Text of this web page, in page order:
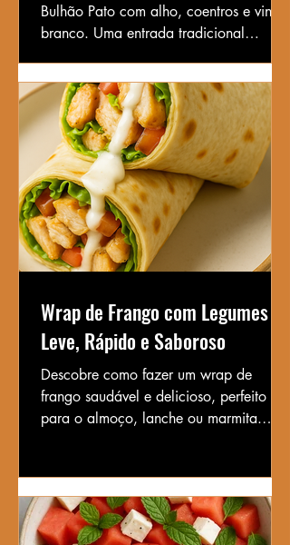
Bulhão Pato com alho, coentros e vinho
branco. Uma entrada tradicional
Wrap de Frango com Legumes –
Leve, Rápido e Saboroso
Descobre como fazer um wrap de
frango saudável e delicioso, perfeito
para o almoço, lanche ou marmita.